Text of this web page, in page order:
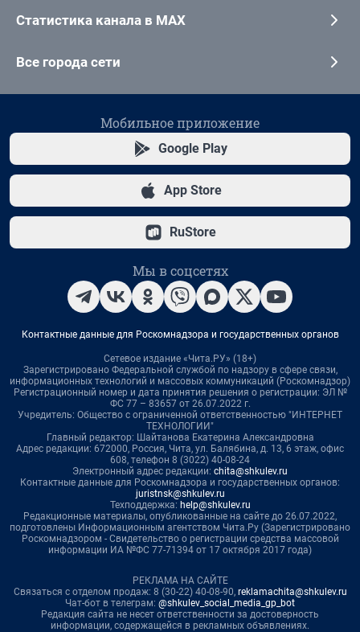
Статистика канала в MAX
Все города сети
Мобильное приложение
Google Play
App Store
RuStore
Мы в соцсетях
Контактные данные для Роскомнадзора и государственных органов
Сетевое издание «Чита.РУ» (18+)
Зарегистрировано Федеральной службой по надзору в сфере связи,
информационных технологий и массовых коммуникаций (Роскомнадзор)
Регистрационный номер и дата принятия решения о регистрации: ЭЛ №
ФС 77 – 83657 от 26.07.2022 г.
Учредитель: Общество с ограниченной ответственностью "ИНТЕРНЕТ
ТЕХНОЛОГИИ"
Главный редактор: Шайтанова Екатерина Александровна
Адрес редакции: 672000, Россия, Чита, ул. Балябина, д. 13, 6 этаж, офис
608, телефон 8 (3022) 40-08-24
Электронный адрес редакции: chita@shkulev.ru
Контактные данные для Роскомнадзора и государственных органов:
juristnsk@shkulev.ru
Техподдержка: help@shkulev.ru
Редакционные материалы, опубликованные на сайте до 26.07.2022,
подготовлены Информационным агентством Чита.Ру (Зарегистрировано
Роскомнадзором - Свидетельство о регистрации средства массовой
информации ИА №ФС 77-71394 от 17 октября 2017 года)
РЕКЛАМА НА САЙТЕ
Связаться с отделом продаж: 8 (30-22) 40-08-90, reklamachita@shkulev.ru
Чат-бот в телеграм: @shkulev_social_media_gp_bot
Редакция сайта не несет ответственности за достоверность
информации, содержащейся в рекламных объявлениях.